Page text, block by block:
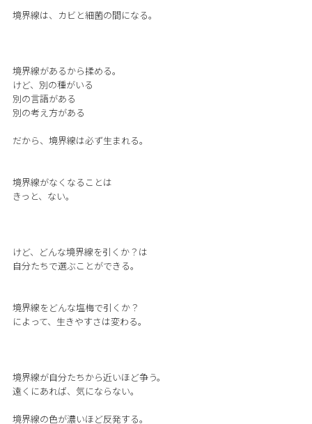
境界線は、カビと細菌の間になる。
境界線があるから揉める。
けど、別の種がいる
別の言語がある
別の考え方がある
だから、境界線は必ず生まれる。
境界線がなくなることは
きっと、ない。
けど、どんな境界線を引くか？は
自分たちで選ぶことができる。
境界線をどんな塩梅で引くか？
によって、生きやすさは変わる。
境界線が自分たちから近いほど争う。
遠くにあれば、気にならない。
境界線の色が濃いほど反発する。